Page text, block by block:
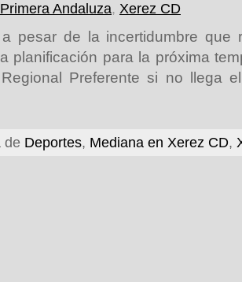
Primera Andaluza, Xerez CD
pesar de la incertidumbre que
planificación para la próxima
Preferente si no llega
de Deportes, Mediana en Xerez CD,